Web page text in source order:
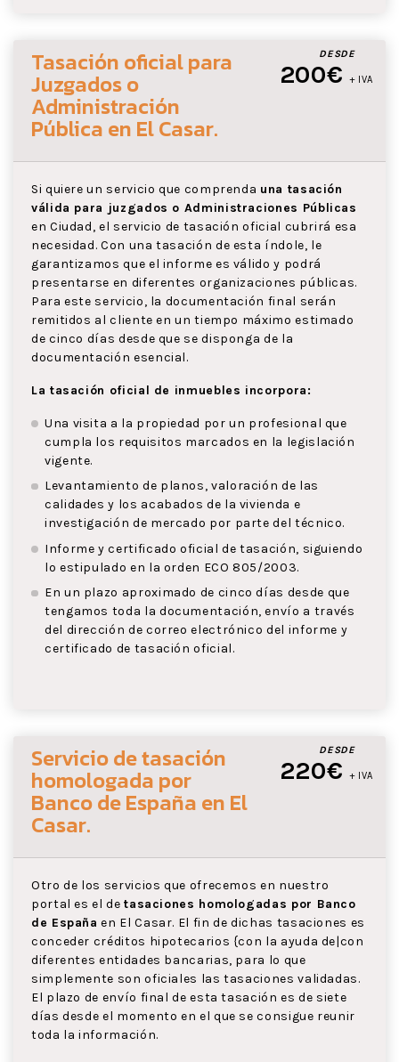
DESDE
200€ + IVA
Tasación oficial para
Juzgados o
Administración
Pública en El Casar.
Si quiere un servicio que comprenda una tasación
válida para juzgados o Administraciones Públicas
en Ciudad, el servicio de tasación oficial cubrirá esa
necesidad. Con una tasación de esta índole, le
garantizamos que el informe es válido y podrá
presentarse en diferentes organizaciones públicas.
Para este servicio, la documentación final serán
remitidos al cliente en un tiempo máximo estimado
de cinco días desde que se disponga de la
documentación esencial.
La tasación oficial de inmuebles incorpora:
Una visita a la propiedad por un profesional que
cumpla los requisitos marcados en la legislación
vigente.
Levantamiento de planos, valoración de las
calidades y los acabados de la vivienda e
investigación de mercado por parte del técnico.
Informe y certificado oficial de tasación, siguiendo
lo estipulado en la orden ECO 805/2003.
En un plazo aproximado de cinco días desde que
tengamos toda la documentación, envío a través
del dirección de correo electrónico del informe y
certificado de tasación oficial.
DESDE
220€ + IVA
Servicio de tasación
homologada por
Banco de España en El
Casar.
Otro de los servicios que ofrecemos en nuestro
portal es el detasaciones homologadas por Banco
de España en El Casar. El fin de dichas tasaciones es
conceder créditos hipotecarios {con la ayuda de|con
diferentes entidades bancarias, para lo que
simplemente son oficiales las tasaciones validadas.
El plazo de envío final de esta tasación es de siete
días desde el momento en el que se consigue reunir
toda la información.